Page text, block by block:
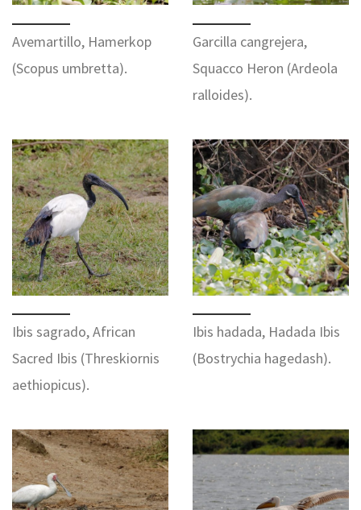
Avemartillo, Hamerkop
(Scopus umbretta).
Garcilla cangrejera,
Squacco Heron (Ardeola
ralloides).
Ibis sagrado, African
Sacred Ibis (Threskiornis
aethiopicus).
Ibis hadada, Hadada Ibis
(Bostrychia hagedash).